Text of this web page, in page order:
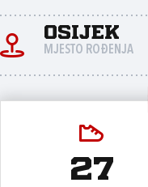
Osijek
MJESTO ROĐENJA
27